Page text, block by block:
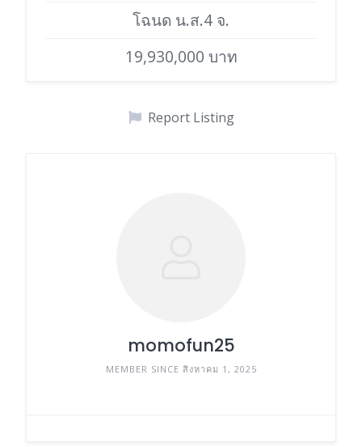
โฉนด น.ส.4 จ.
19,930,000 บาท
Report Listing
momofun25
MEMBER SINCE สิงหาคม 1, 2025